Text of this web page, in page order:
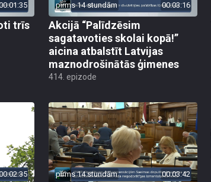
trīs
pirms 14 stundām 00:03:16
Akcijā “Palīdzēsim
sagatavoties skolai kopā!”
aicina atbalstīt Latvijas
maznodrošinātās ģimenes
414. epizode
pirms 14 stundām 00:03:42